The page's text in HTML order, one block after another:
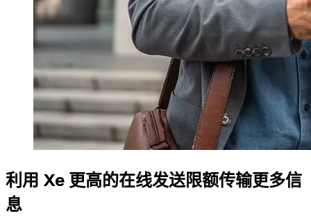
利用 Xe 更高的在线发送限额传输更多信
息